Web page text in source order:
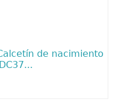
de nacimiento